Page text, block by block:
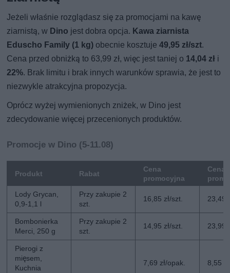
Jeżeli właśnie rozglądasz się za promocjami na kawę
ziarnistą, w Dino jest dobra opcja. Kawa ziarnista
Eduscho Family (1 kg) obecnie kosztuje49,95 zł/szt.
Cena przed obniżką to 63,99 zł, więc jest taniej o 14,04 zł i
22%. Brak limitu i brak innych warunków sprawia, że jest to
niezwykle atrakcyjna propozycja.
Oprócz wyżej wymienionych zniżek, w Dino jest
zdecydowanie więcej przecenionych produktów.
Promocje w Dino (5-11.08)
Produkt Rabat
Cena
promocyjna
Cena
Lody Grycan,
0,9-1,1 l
Przy zakupie 2
szt.
16,85 zł/szt. 23,49
Bombonierka
Merci, 250 g
Przy zakupie 2
szt.
14,95 zł/szt. 23,99
Pierogi z
mięsem,
Kuchnia
7,69 zł/opak. 8,55